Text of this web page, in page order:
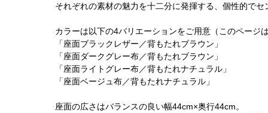
それぞれの素材の魅力を十二分に発揮する、個性的で
カラーは以下の4バリエーションをご用意（このページ
「座面ブラックレザー／背もたれブラウン」
「座面ダークグレー布／背もたれブラウン」
「座面ライトグレー布／背もたれナチュラル」
「座面ベージュ布／背もたれナチュラル」
座面の広さはバランスの良い幅44cm×奥行44cm。